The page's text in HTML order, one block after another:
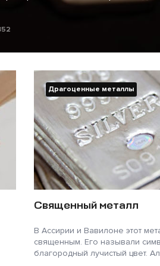
Драгоценные металлы
Священный металл
В Ассирии и Вавилоне этот
священным. Его называли
благородный лучистый цвет.